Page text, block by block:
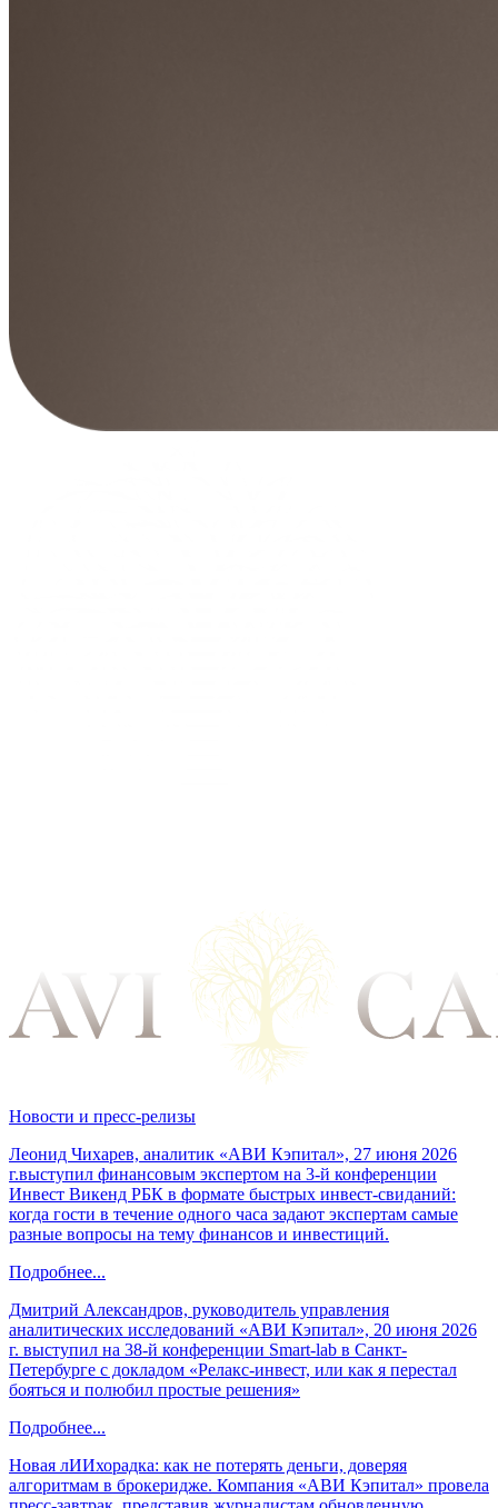
Новости и пресс-релизы
Леонид Чихарев, аналитик «АВИ Кэпитал», 27 июня 2026
г.выступил финансовым экспертом на 3-й конференции
Инвест Викенд РБК в формате быстрых инвест-свиданий:
когда гости в течение одного часа задают экспертам самые
разные вопросы на тему финансов и инвестиций.
Подробнее...
Дмитрий Александров, руководитель управления
аналитических исследований «АВИ Кэпитал», 20 июня 2026
г. выступил на 38-й конференции Smart-lab в Санкт-
Петербурге с докладом «Релакс-инвест, или как я перестал
бояться и полюбил простые решения»
Подробнее...
Новая лИИхорадка: как не потерять деньги, доверяя
алгоритмам в брокеридже. Компания «АВИ Кэпитал» провела